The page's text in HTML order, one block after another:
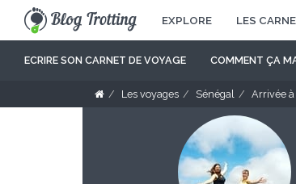
EXPLORE LES
ECRIRE SON CARNET DE VOYAGE COMMENT ÇA
Les voyages Sénégal Arrivée